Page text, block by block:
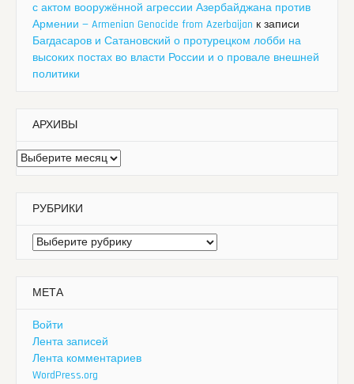
с актом вооружённой агрессии Азербайджана против
Армении — Armenian Genocide from Azerbaijan к записи
Багдасаров и Сатановский о протурецком лобби на
высоких постах во власти России и о провале внешней
политики
АРХИВЫ
Архивы
РУБРИКИ
Рубрики
МЕТА
Войти
Лента записей
Лента комментариев
WordPress.org